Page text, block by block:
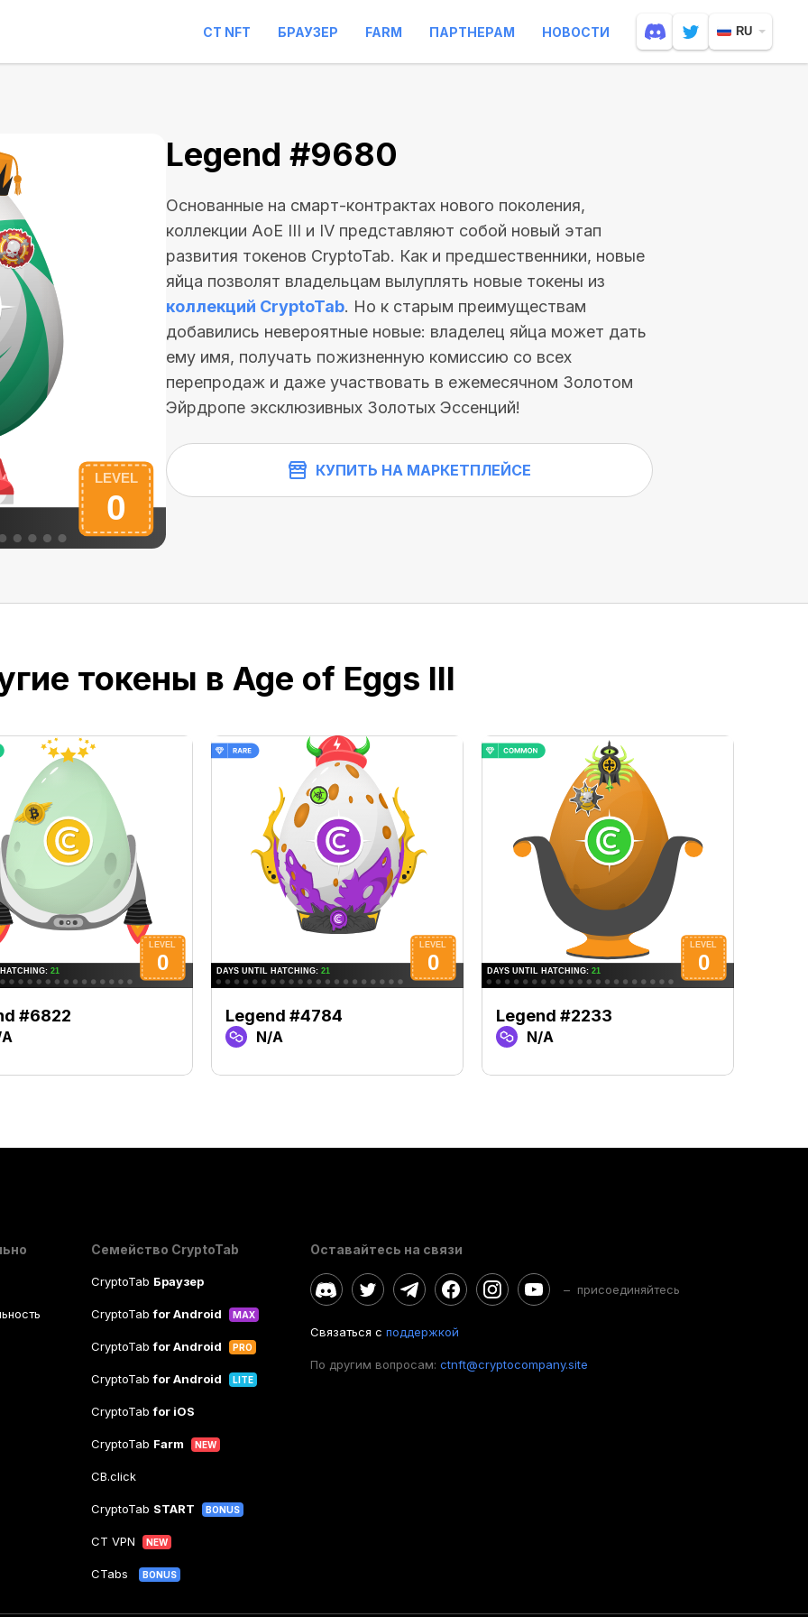
CT NFT БРАУЗЕР FARM ПАРТНЕРАМ НОВОСТИ RU
Legend #9680
Основанные на смарт-контрактах нового поколения,
коллекции AoE III и IV представляют собой новый этап
развития токенов CryptoTab. Как и предшественники, новые
яйца позволят владельцам вылуплять новые токены из
коллекций CryptoTab. Но к старым преимуществам
добавились невероятные новые: владелец яйца может дать
ему имя, получать пожизненную комиссию со всех
перепродаж и даже участвовать в ежемесячном Золотом
Эйрдропе эксклюзивных Золотых Эссенций!
КУПИТЬ НА МАРКЕТПЛЕЙСЕ
токены в Age of Eggs III
#6822 Legend #4784
N/A
Legend #2233
N/A
Семейство CryptoTab
CryptoTab Браузер
CryptoTabfor Android MAX
CryptoTabfor Android PRO
CryptoTabfor Android LITE
CryptoTabfor iOS
CryptoTab Farm NEW
CB.click
CryptoTab START BONUS
CT VPN NEW
CTabs BONUS
Оставайтесь на связи
– присоединяйтесь
Связаться с поддержкой
По другим вопросам: ctnft@cryptocompany.site